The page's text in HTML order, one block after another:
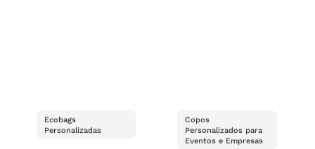
Ecobags
Personalizadas
Copos
Personalizados para
Eventos e Empresas